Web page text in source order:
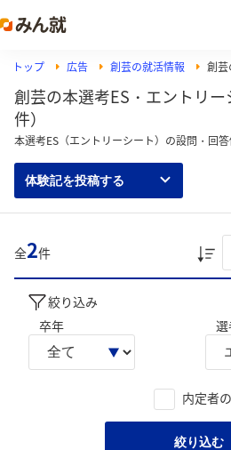
トップ 広告 創芸の就活情報 創
創芸の本選考ES・エントリ
件）
本選考ES（エントリーシート）の設問・回
体験記を投稿する
全2件
絞り込み
卒年
内定者
絞り込む